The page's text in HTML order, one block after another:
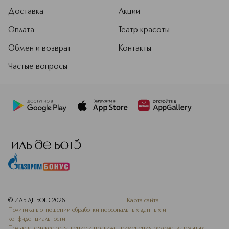
Доставка
Оплата
Обмен и возврат
Частые вопросы
Акции
Театр красоты
Контакты
© ИЛЬ ДЕ БОТЭ 2026
Карта сайта
Политика в отношении обработки персональных данных и
конфиденциальности